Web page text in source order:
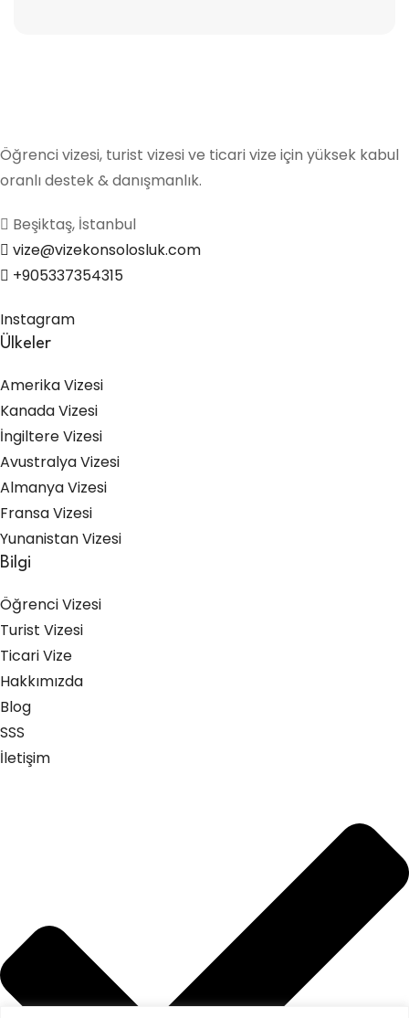
Öğrenci vizesi, turist vizesi ve ticari vize için yüksek kabul
oranlı destek & danışmanlık.
Beşiktaş, İstanbul
vize@vizekonsolosluk.com
+905337354315
Instagram
Ülkeler
Amerika Vizesi
Kanada Vizesi
İngiltere Vizesi
Avustralya Vizesi
Almanya Vizesi
Fransa Vizesi
Yunanistan Vizesi
Bilgi
Öğrenci Vizesi
Turist Vizesi
Ticari Vize
Hakkımızda
Blog
SSS
İletişim